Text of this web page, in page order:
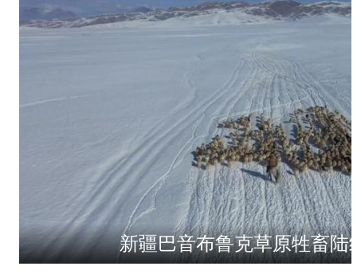
新疆巴音布鲁克草原牲畜陆